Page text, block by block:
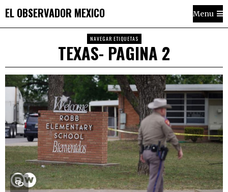
EL OBSERVADOR MEXICO Menu
NAVEGAR ETIQUETAS
TEXAS- PAGINA 2